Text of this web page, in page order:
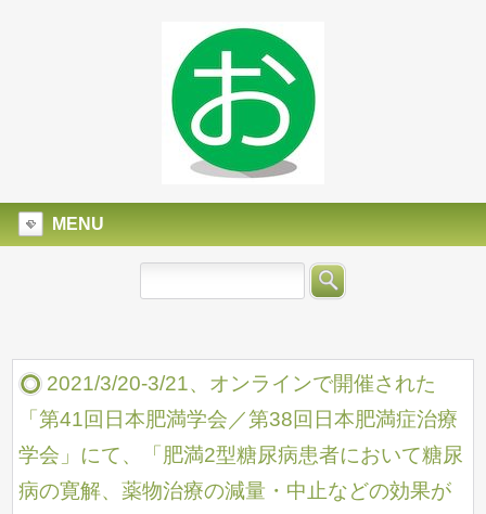
MENU
2021/3/20-3/21、オンラインで開催された
「第41回日本肥満学会／第38回日本肥満症治療
学会」にて、「肥満2型糖尿病患者において糖尿
病の寛解、薬物治療の減量・中止などの効果が